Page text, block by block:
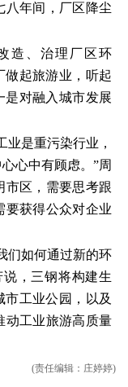
八年间，厂区降尘
造、治理厂区环
起旅游业，听起
是对融入城市发展
业是重污染行业，
心中有顾虑。”周
市区，需要思考跟
要获得公众对企业
们如何通过新的环
，三钢将构建生
市工业公园，以及
动工业旅游高质量
(责任编辑：庄婷婷)